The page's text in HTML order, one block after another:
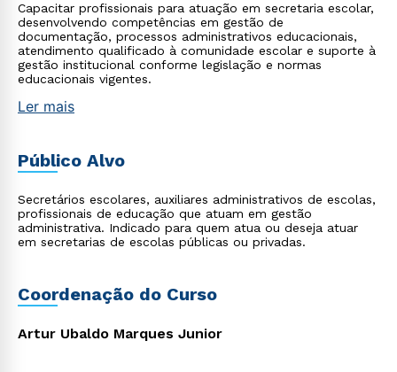
Capacitar profissionais para atuação em secretaria escolar,
desenvolvendo competências em gestão de
documentação, processos administrativos educacionais,
atendimento qualificado à comunidade escolar e suporte à
gestão institucional conforme legislação e normas
educacionais vigentes.
Ler mais
Público Alvo
Secretários escolares, auxiliares administrativos de escolas,
profissionais de educação que atuam em gestão
administrativa. Indicado para quem atua ou deseja atuar
em secretarias de escolas públicas ou privadas.
Coordenação do Curso
Artur Ubaldo Marques Junior